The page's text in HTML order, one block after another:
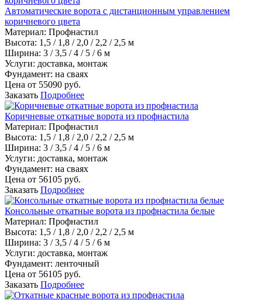
Автоматические ворота с дистанционным управлением
коричневого цвета
Материал: Профнастил
Высота: 1,5 / 1,8 / 2,0 / 2,2 / 2,5 м
Ширина: 3 / 3,5 / 4 / 5 / 6 м
Услуги: доставка, монтаж
Фундамент: на сваях
Цена от 55090 руб.
Заказать Подробнее
Коричневые откатные ворота из профнастила
Материал: Профнастил
Высота: 1,5 / 1,8 / 2,0 / 2,2 / 2,5 м
Ширина: 3 / 3,5 / 4 / 5 / 6 м
Услуги: доставка, монтаж
Фундамент: на сваях
Цена от 56105 руб.
Заказать Подробнее
Консольные откатные ворота из профнастила белые
Материал: Профнастил
Высота: 1,5 / 1,8 / 2,0 / 2,2 / 2,5 м
Ширина: 3 / 3,5 / 4 / 5 / 6 м
Услуги: доставка, монтаж
Фундамент: ленточный
Цена от 56105 руб.
Заказать Подробнее